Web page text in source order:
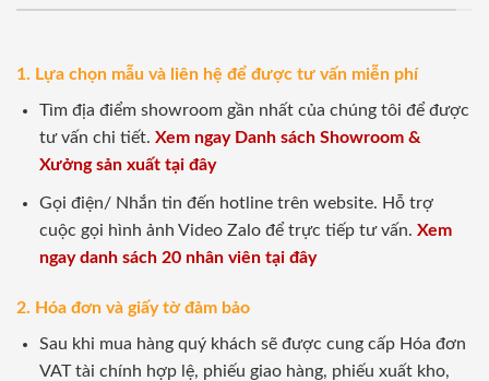
1. Lựa chọn mẫu và liên hệ để được tư vấn miễn phí
Tìm địa điểm showroom gần nhất của chúng tôi để được
tư vấn chi tiết. Xem ngay Danh sách Showroom &
Xưởng sản xuất tại đây
Gọi điện/ Nhắn tin đến hotline trên website. Hỗ trợ
cuộc gọi hình ảnh Video Zalo để trực tiếp tư vấn. Xem
ngay danh sách 20 nhân viên tại đây
2. Hóa đơn và giấy tờ đảm bảo
Sau khi mua hàng quý khách sẽ được cung cấp Hóa đơn
VAT tài chính hợp lệ, phiếu giao hàng, phiếu xuất kho,